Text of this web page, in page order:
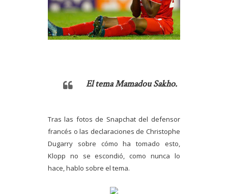
El tema Mamadou Sakho.
Tras las fotos de Snapchat del defensor
francés o las declaraciones de Christophe
Dugarry sobre cómo ha tomado esto,
Klopp no se escondió, como nunca lo
hace, hablo sobre el tema.